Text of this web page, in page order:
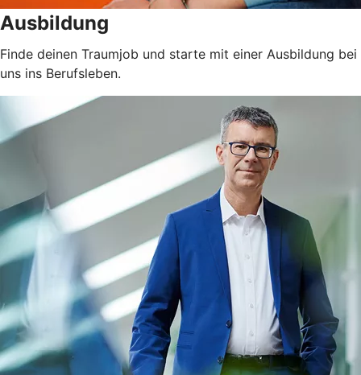
Ausbildung
Finde deinen Traumjob und starte mit einer Ausbildung bei
uns ins Berufsleben.